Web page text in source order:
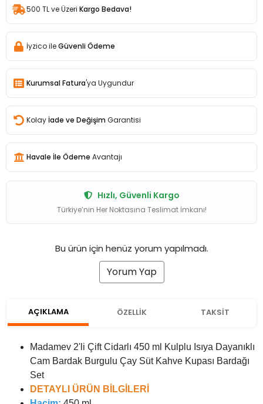
500 TL ve Üzeri Kargo Bedava!
İyzico ileGüvenli Ödeme
Kurumsal Fatura'ya Uygundur
Kolay İade ve Değişim Garantisi
Havale İle Ödeme Avantajı
Hızlı, Güvenli Kargo
Türkiye’nin Her Noktasına Teslimat İmkanı!
Bu ürün için henüz yorum yapılmadı.
Yorum Yap
AÇIKLAMA ÖZELLİK TAKSİT
Madamev 2'li Çift Cidarlı 450 ml Kulplu Isıya Dayanıklı
Cam Bardak Burgulu Çay Süt Kahve Kupası Bardağı
Set
DETAYLI ÜRÜN BİLGİLERİ